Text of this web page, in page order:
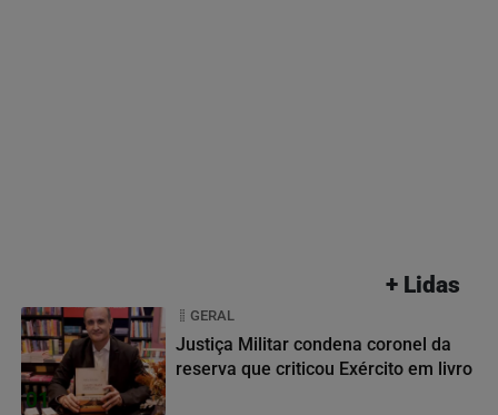
+ Lidas
01
GERAL
Justiça Militar condena coronel da
reserva que criticou Exército em livro